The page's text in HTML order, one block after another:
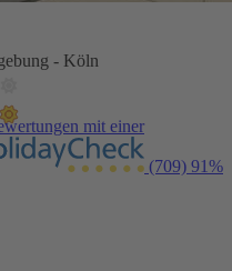
- Köln
mit einer
(709) 91%